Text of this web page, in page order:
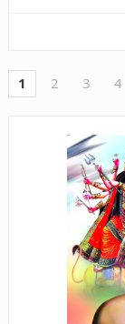
1 2 3 4